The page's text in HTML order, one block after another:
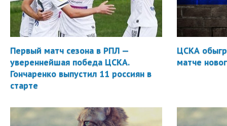
Первый матч сезона в РПЛ —
увереннейшая победа ЦСКА.
Гончаренко выпустил 11 россиян в
старте
ЦСКА
матче